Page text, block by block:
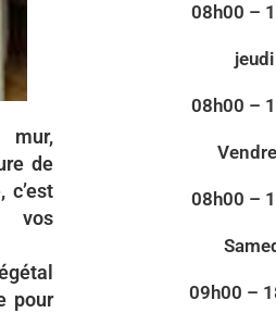
mur,
de
c’est
vos
pour
08h00 –
jeudi
08h00 –
08h00 –
09h00 –